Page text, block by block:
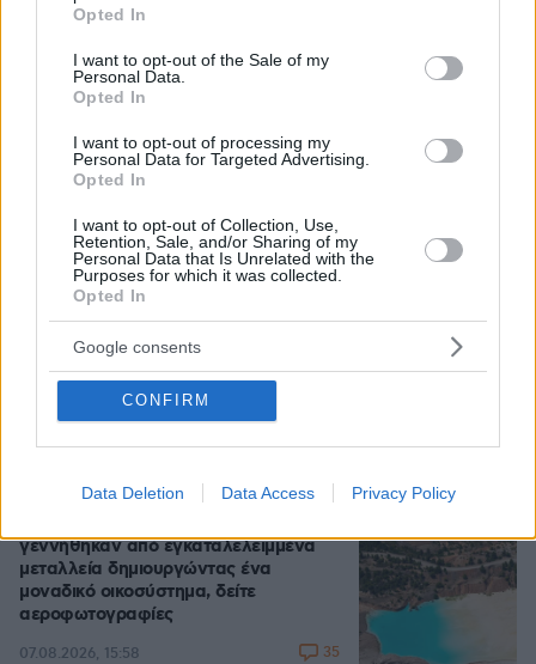
use your data for below specified purposes in below Google
consent section.
Opted In
I want to opt-out of the Sale of my
Personal Data.
Opted In
I want to opt-out of processing my
Personal Data for Targeted Advertising.
Opted In
I want to opt-out of Collection, Use,
Retention, Sale, and/or Sharing of my
Personal Data that Is Unrelated with the
Purposes for which it was collected.
Opted In
Google consents
CONFIRM
Data Deletion Data Access Privacy Policy
Ο οδηγός του φορτηγού περιγράφει
πώς έγινε το τροχαίο με τους νεκρούς
μάνα και γιο στις Σέρρες, η 43χρονη
και ο 21χρονος πήγαιναν μαζί για
07.08.2026, 13:17 195
Άριελ Κωνσταντινίδη: Τώρα
ασχολούνται με το δέρμα μου, δεν
πρόκειται να κρύβομαι επειδή κάποιοι
θέλουν να σχολιάσουν, είναι αγένεια
07.08.2026, 12:23
γεννήθηκαν από εγκαταλελειμμένα
μεταλλεία δημιουργώντας ένα
μοναδικό οικοσύστημα, δείτε
αεροφωτογραφίες
07.08.2026, 15:58 35